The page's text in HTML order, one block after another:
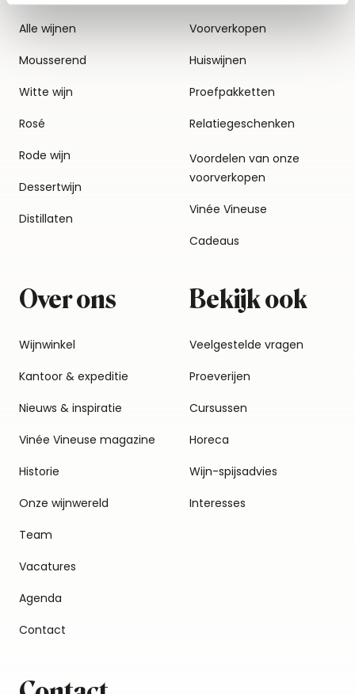
Alle wijnen
Mousserend
Witte wijn
Rosé
Rode wijn
Dessertwijn
Distillaten
Voorverkopen
Huiswijnen
Proefpakketten
Relatiegeschenken
Voordelen van onze
voorverkopen
Vinée Vineuse
Cadeaus
Over ons
Wijnwinkel
Kantoor & expeditie
Nieuws & inspiratie
Vinée Vineuse magazine
Historie
Onze wijnwereld
Team
Vacatures
Agenda
Contact
Bekijk ook
Veelgestelde vragen
Proeverijen
Cursussen
Horeca
Wijn-spijsadvies
Interesses